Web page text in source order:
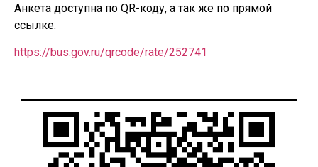
Анкета доступна по QR-коду, а так же по прямой
ссылке:
https://bus.gov.ru/qrcode/rate/252741